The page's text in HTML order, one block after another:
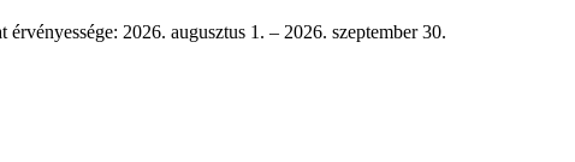
2026. augusztus 1. – 2026. szeptember 30.